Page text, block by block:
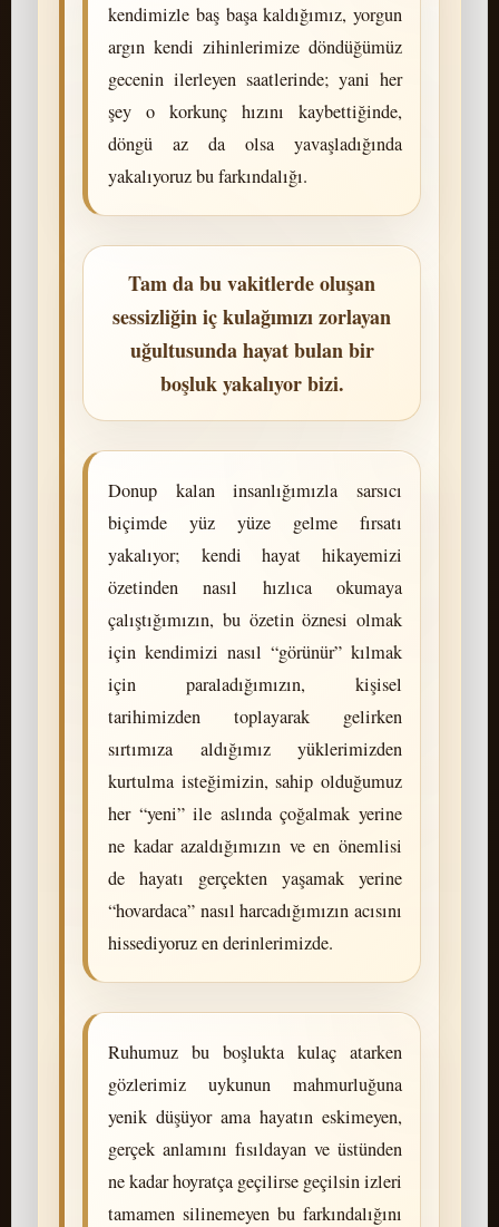
kendimizle baş başa kaldığımız, yorgun
argın kendi zihinlerimize döndüğümüz
gecenin ilerleyen saatlerinde; yani her
şey o korkunç hızını kaybettiğinde,
döngü az da olsa yavaşladığında
yakalıyoruz bu farkındalığı.
Tam da bu vakitlerde oluşan
sessizliğin iç kulağımızı zorlayan
uğultusunda hayat bulan bir
boşluk yakalıyor bizi.
Donup kalan insanlığımızla sarsıcı
biçimde yüz yüze gelme fırsatı
yakalıyor; kendi hayat hikayemizi
özetinden nasıl hızlıca okumaya
çalıştığımızın, bu özetin öznesi olmak
için kendimizi nasıl “görünür” kılmak
için paraladığımızın, kişisel
tarihimizden toplayarak gelirken
sırtımıza aldığımız yüklerimizden
kurtulma isteğimizin, sahip olduğumuz
her “yeni” ile aslında çoğalmak yerine
ne kadar azaldığımızın ve en önemlisi
de hayatı gerçekten yaşamak yerine
“hovardaca” nasıl harcadığımızın acısını
hissediyoruz en derinlerimizde.
Ruhumuz bu boşlukta kulaç atarken
gözlerimiz uykunun mahmurluğuna
yenik düşüyor ama hayatın eskimeyen,
gerçek anlamını fısıldayan ve üstünden
ne kadar hoyratça geçilirse geçilsin izleri
tamamen silinemeyen bu farkındalığını